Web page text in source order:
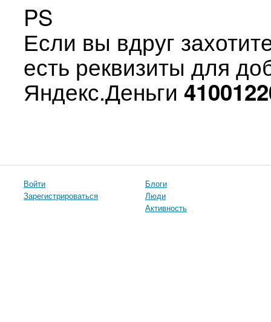
PS
Если вы вдруг
есть реквизиты для
Яндекс.Деньги
Войти
Зарегистрироваться
Блоги
Люди
Активность